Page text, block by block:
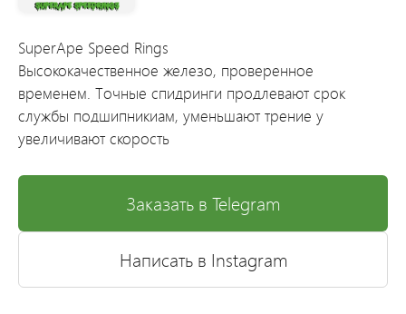
SuperApe Speed Rings
Высококачественное железо, проверенное
временем. Точные спидринги продлевают срок
службы подшипникиам, уменьшают трение у
увеличивают скорость
Заказать в Telegram
Написать в Instagram